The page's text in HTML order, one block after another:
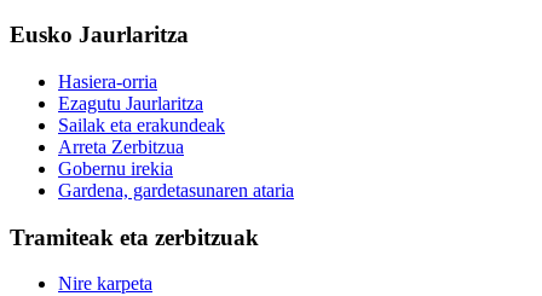
Eusko Jaurlaritza
Hasiera-orria
Ezagutu Jaurlaritza
Sailak eta erakundeak
Arreta Zerbitzua
Gobernu irekia
Gardena, gardetasunaren ataria
Tramiteak eta zerbitzuak
Nire karpeta